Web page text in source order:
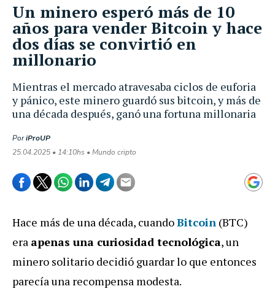
Mientras el mercado atravesaba ciclos de euforia
y pánico, este minero guardó sus bitcoin, y más de
una década después, ganó una fortuna millonaria
PoriProUP
25.04.2025 • 14:10hs • Mundo cripto
Un minero esperó más de 10
años para vender Bitcoin y hace
dos días se convirtió en
millonario
Hace más de una década, cuandoBitcoin (BTC)
era apenas una curiosidad tecnológica, un
minero solitario decidió guardar lo que entonces
parecía una recompensa modesta.